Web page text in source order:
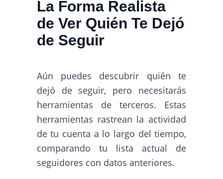
La Forma Realista
de Ver Quién Te Dejó
de Seguir
Aún puedes descubrir quién te
dejó de seguir, pero necesitarás
herramientas de terceros. Estas
herramientas rastrean la actividad
de tu cuenta a lo largo del tiempo,
comparando tu lista actual de
seguidores con datos anteriores.